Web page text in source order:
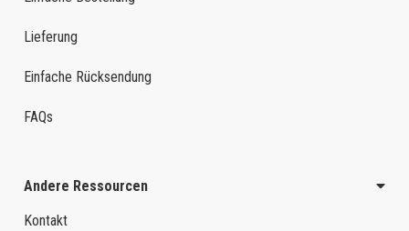
Lieferung
Einfache Rücksendung
FAQs
Andere Ressourcen
Kontakt